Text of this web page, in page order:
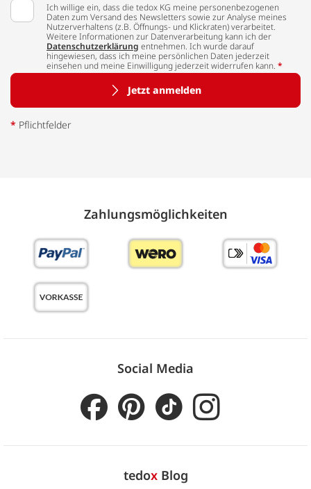
Ich willige ein, dass die tedox KG meine personenbezogenen
Daten zum Versand des Newsletters sowie zur Analyse meines
Nutzerverhaltens (z.B. Öffnungs- und Klickraten) verarbeitet.
Weitere Informationen zur Datenverarbeitung kann ich der
Datenschutzerklärung entnehmen. Ich wurde darauf
hingewiesen, dass ich meine persönlichen Daten jederzeit
einsehen und meine Einwilligung jederzeit widerrufen kann. *
Jetzt anmelden
* Pflichtfelder
Zahlungs­möglich­keiten
Social Media
tedoxBlog